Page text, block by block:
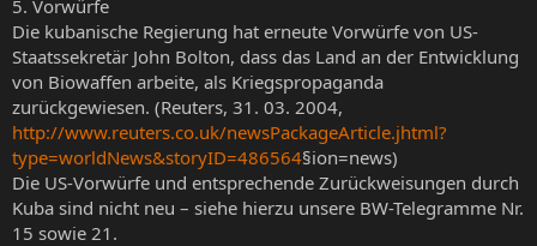
5. Vorwürfe
Die kubanische Regierung hat erneute Vorwürfe von US-
Staatssekretär John Bolton, dass das Land an der Entwicklung
von Biowaffen arbeite, als Kriegspropaganda
zurückgewiesen. (Reuters, 31. 03. 2004,
http://www.reuters.co.uk/newsPackageArticle.jhtml?
type=worldNews&storyID=486564§ion=news)
Die US-Vorwürfe und entsprechende Zurückweisungen durch
Kuba sind nicht neu – siehe hierzu unsere BW-Telegramme Nr.
15 sowie 21.